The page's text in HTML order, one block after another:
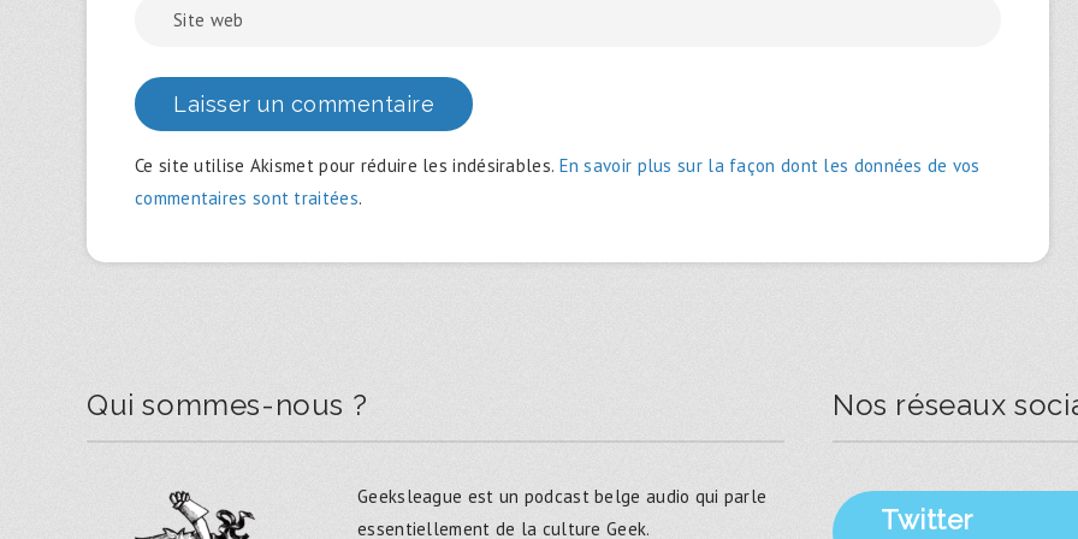
Ce site utilise Akismet pour réduire les indésirables. En savoir plus sur la façon dont les données de vos
commentaires sont traitées.
Qui sommes-nous ?
Geeksleague est un podcast belge audio qui parle
essentiellement de la culture Geek.
Nos réseaux
Twitter